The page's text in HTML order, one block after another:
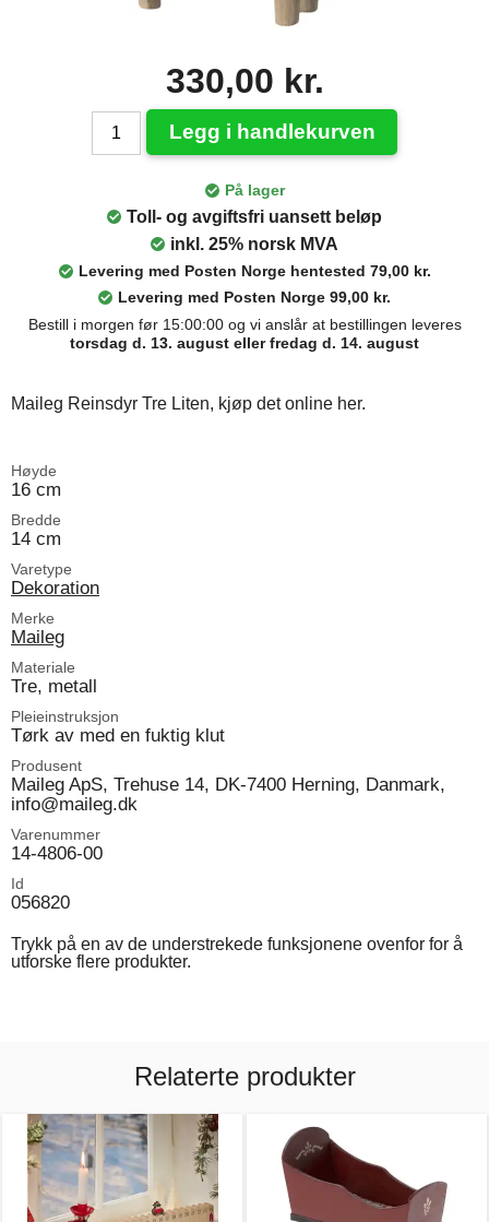
330,00 kr.
Legg i handlekurven
På lager
Toll- og avgiftsfri uansett beløp
inkl. 25% norsk MVA
Levering med Posten Norge hentested 79,00 kr.
Levering med Posten Norge 99,00 kr.
Bestill i morgen før 15:00:00 og vi anslår at bestillingen leveres
torsdag d. 13. august eller fredag d. 14. august
Maileg Reinsdyr Tre Liten, kjøp det online her.
Høyde
16 cm
Bredde
14 cm
Varetype
Dekoration
Merke
Maileg
Materiale
Tre, metall
Pleieinstruksjon
Tørk av med en fuktig klut
Produsent
Maileg ApS, Trehuse 14, DK-7400 Herning, Danmark,
info@maileg.dk
Varenummer
14-4806-00
Id
056820
Trykk på en av de understrekede funksjonene ovenfor for å
utforske flere produkter.
Relaterte produkter